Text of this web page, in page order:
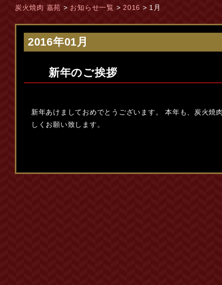
炭火焼肉 嘉苑 > お知らせ一覧 > 2016 > 1月
2016年01月
新年のご挨拶
新年あけましておめでとうございます。 本年も、炭火焼
しくお願い致します。